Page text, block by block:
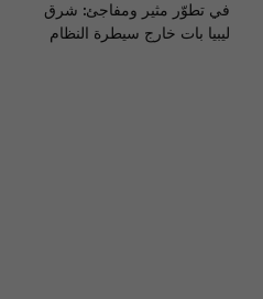
في تطوّر مثير ومفاجئ: شرق
ليبيا بات خارج سيطرة النظام